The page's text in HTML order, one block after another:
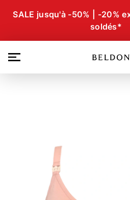
SALE jusqu'à -50% | -20%
soldés*